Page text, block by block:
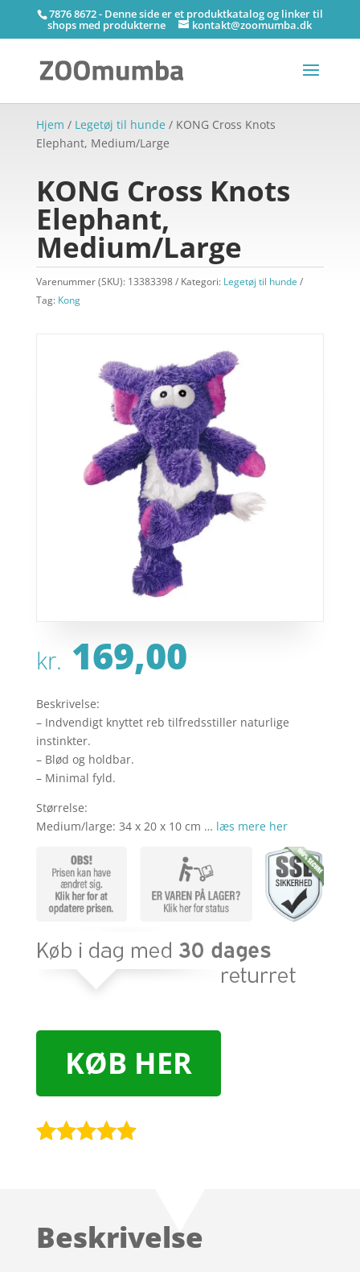
7876 8672 - Denne side er et produktkatalog og linker til
shops med produkterne kontakt@zoomumba.dk
Hjem / Legetøj til hunde / KONG Cross Knots
Elephant, Medium/Large
KONG Cross Knots
Elephant,
Medium/Large
Varenummer (SKU): 13383398 Kategori: Legetøj til hunde
Tag: Kong
kr. 169,00
Beskrivelse:
– Indvendigt knyttet reb tilfredsstiller naturlige
instinkter.
– Blød og holdbar.
– Minimal fyld.
Størrelse:
Medium/large: 34 x 20 x 10 cm … læs mere her
KØB HER
kundebedø
Beskrivelse